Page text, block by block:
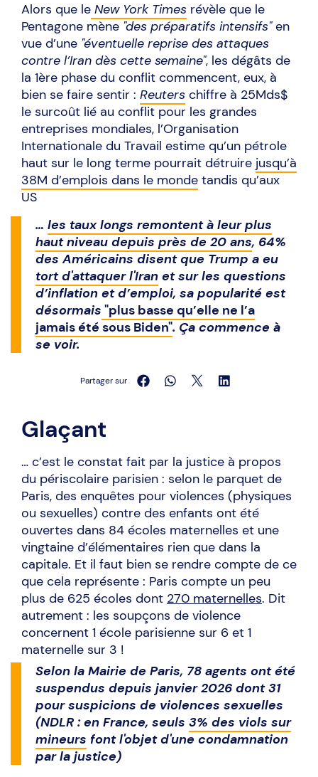
Alors que le New York Times révèle que le
Pentagone mène "des préparatifs intensifs"en
vue d’une "éventuelle reprise des attaques
contre l’Iran dès cette semaine", les dégâts de
la 1ère phase du conflit commencent, eux, à
bien se faire sentir : Reuters chiffre à 25Mds$
le surcoût lié au conflit pour les grandes
entreprises mondiales, l’Organisation
Internationale du Travail estime qu’un pétrole
haut sur le long terme pourrait détruire jusqu’à
38M d’emplois dans le monde tandis qu’aux
US
… les taux longs remontent à leur plus
haut niveau depuis près de 20 ans, 64%
des Américains disent que Trump a eu
tort d'attaquer l'Iran et sur les questions
d’inflation et d’emploi, sa popularité est
désormais "plus basse qu’elle ne l’a
jamais été sous Biden". Ça commence à
se voir.
Partager sur
Glaçant
… c’est le constat fait par la justice à propos
du périscolaire parisien : selon le parquet de
Paris, des enquêtes pour violences (physiques
ou sexuelles) contre des enfants ont été
ouvertes dans 84 écoles maternelles et une
vingtaine d’élémentaires rien que dans la
capitale. Et il faut bien se rendre compte de ce
que cela représente : Paris compte un peu
plus de 625 écoles dont 270 maternelles. Dit
autrement : les soupçons de violence
concernent 1 école parisienne sur 6 et 1
maternelle sur 3 !
Selon la Mairie de Paris, 78 agents ont été
suspendus depuis janvier 2026 dont 31
pour suspicions de violences sexuelles
(NDLR : en France, seuls 3% des viols sur
mineurs font l'objet d'une condamnation
par la justice)